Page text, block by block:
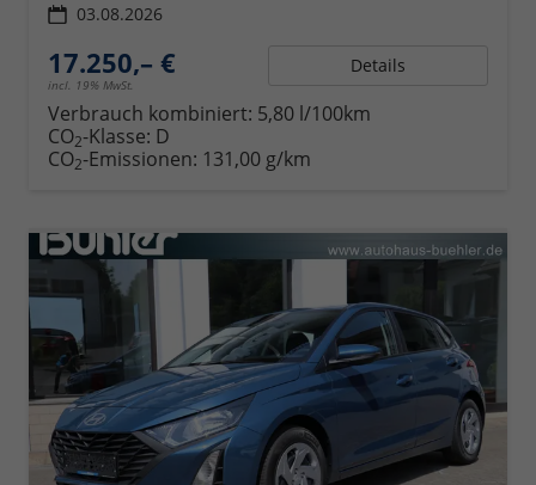
03.08.2026
17.250,– €
incl. 19% MwSt.
Details
Verbrauch kombiniert: 5,80 l/100km
CO2-Klasse: D
CO2-Emissionen: 131,00 g/km